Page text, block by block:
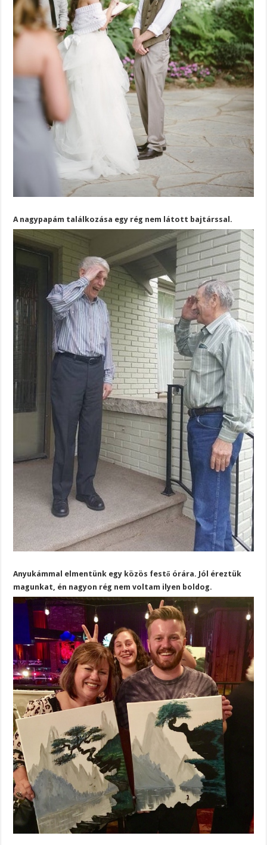
A nagypapám találkozása egy rég nem látott bajtárssal.
Anyukámmal elmentünk egy közös festő órára. Jól éreztük
magunkat, én nagyon rég nem voltam ilyen boldog.